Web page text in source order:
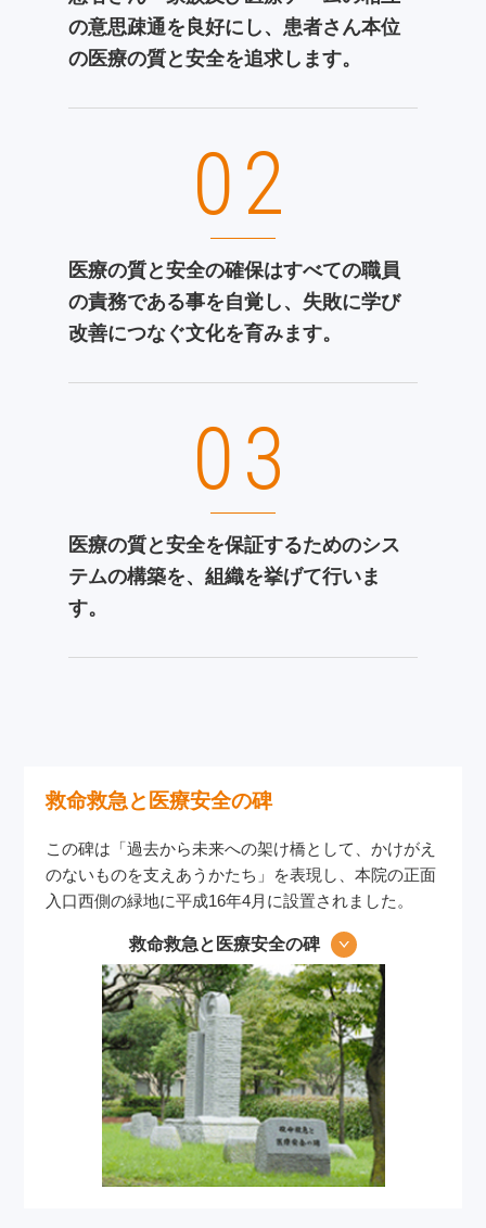
の意思疎通を良好にし、患者さん本位
の医療の質と安全を追求します。
02
医療の質と安全の確保はすべての職員
の責務である事を自覚し、失敗に学び
改善につなぐ文化を育みます。
03
医療の質と安全を保証するためのシス
テムの構築を、組織を挙げて行いま
す。
救命救急と医療安全の碑
この碑は「過去から未来への架け橋として、かけがえ
のないものを支えあうかたち」を表現し、本院の正面
入口西側の緑地に平成16年4月に設置されました。
救命救急と医療安全の碑